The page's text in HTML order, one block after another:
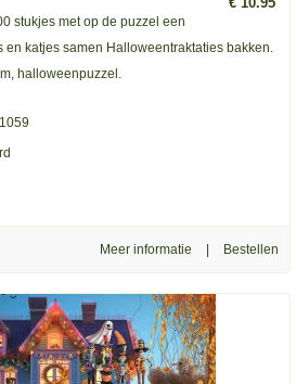
stukjes met op de puzzel een
en katjes samen Halloweentraktaties bakken.
halloweenpuzzel.
Meer informatie